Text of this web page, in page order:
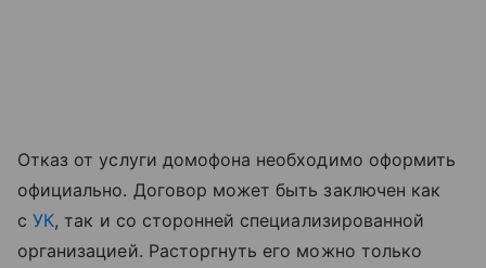
Отказ от услуги домофона необходимо оформить
официально. Договор может быть заключен как
сУК, так и со сторонней специализированной
организацией. Расторгнуть его можно только